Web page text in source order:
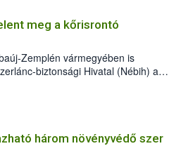
meg a kőrisrontó
Zemplén vármegyében is
biztonsági Hivatal (Nébih) a
planipennis) jelenlétét. A
találták meg, de már fertőzött
az intézkedéseket a szlovák
a terjedés megállítása érdekében.
három növényvédő szer